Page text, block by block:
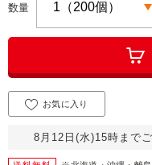
数量
8月12日(水)15時まで
お気に入り